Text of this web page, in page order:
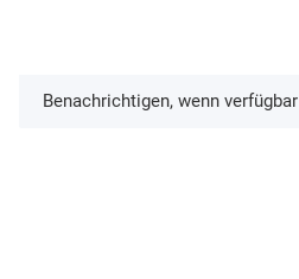
Benachrichtigen, wenn verfügbar